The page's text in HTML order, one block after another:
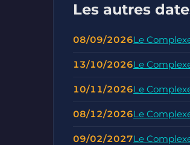
Les autres
08/09/2026Le
13/10/2026Le
10/11/2026Le
08/12/2026Le
09/02/2027Le